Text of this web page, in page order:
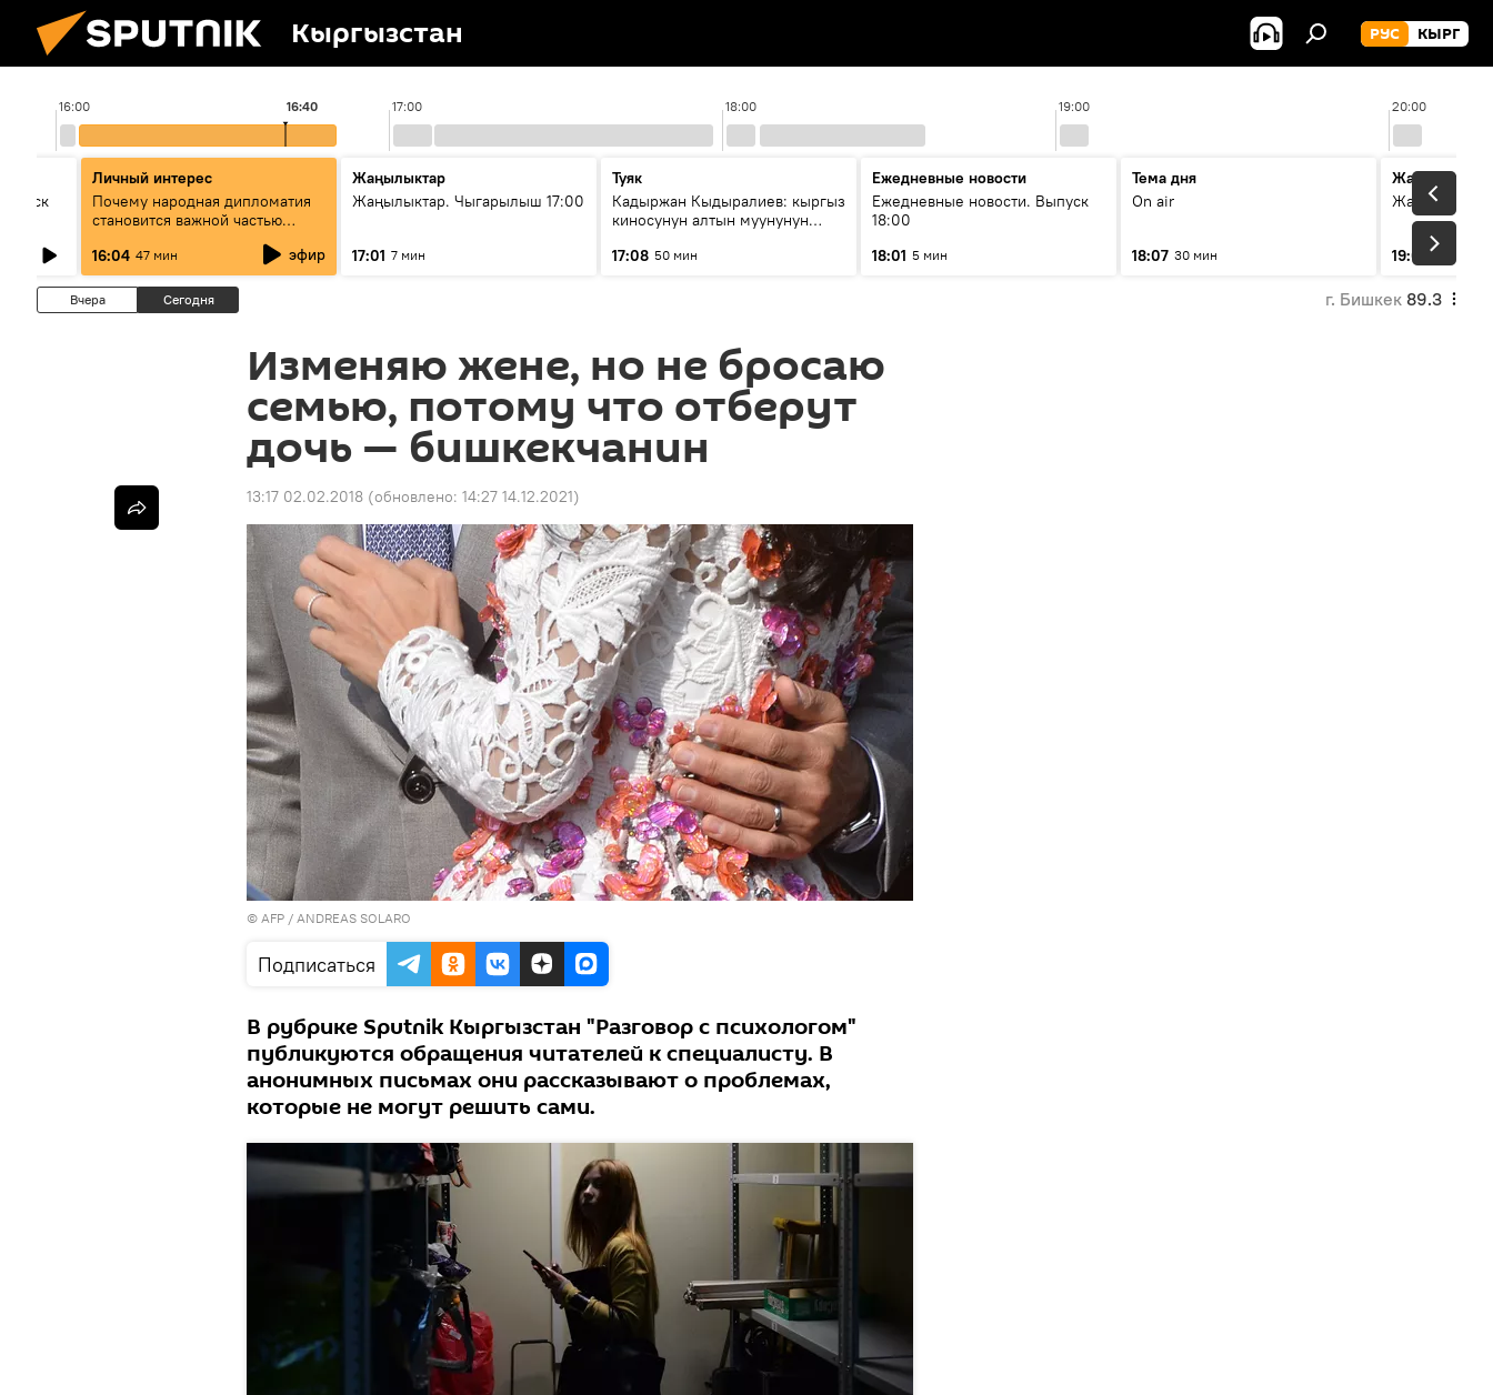
Кыргызстан РУС КЫРГ
16:00 17:00 18:00 19:00 20:00
16:40
Личный интерес
Почему народная дипломатия
становится важной частью
сотрудничества
16:04 47 мин эфир
Жаңылыктар
Жаңылыктар. Чыгарылыш 17:00
17:01 7 мин
Туяк
Кадыржан Кыдыралиев: кыргыз
киносунун алтын муунунун
17:08 50 мин
Ежедневные новости
Ежедневные новости. Выпуск
18:00
18:01 5 мин
Тема дня
On air
18:07 30 мин
Жаңылыктар
19:01 5 мин
Вчера Сегодня г. Бишкек 89.3
Изменяю жене, но не бросаю
семью, потому что отберут
дочь — бишкекчанин
13:17 02.02.2018 (обновлено: 14:27 14.12.2021)
© AFP / ANDREAS SOLARO
Подписаться
В рубрике Sputnik Кыргызстан "Разговор с психологом"
публикуются обращения читателей к специалисту. В
анонимных письмах они рассказывают о проблемах,
которые не могут решить сами.